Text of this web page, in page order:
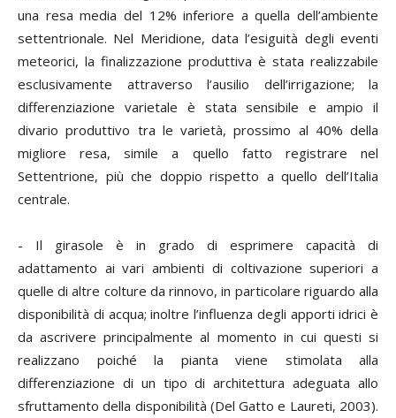
una resa media del 12% inferiore a quella dell’ambiente
settentrionale. Nel Meridione, data l’esiguità degli eventi
meteorici, la finalizzazione produttiva è stata realizzabile
esclusivamente attraverso l’ausilio dell’irrigazione; la
differenziazione varietale è stata sensibile e ampio il
divario produttivo tra le varietà, prossimo al 40% della
migliore resa, simile a quello fatto registrare nel
Settentrione, più che doppio rispetto a quello dell’Italia
centrale.
- Il girasole è in grado di esprimere capacità di
adattamento ai vari ambienti di coltivazione superiori a
quelle di altre colture da rinnovo, in particolare riguardo alla
disponibilità di acqua; inoltre l’influenza degli apporti idrici è
da ascrivere principalmente al momento in cui questi si
realizzano poiché la pianta viene stimolata alla
differenziazione di un tipo di architettura adeguata allo
sfruttamento della disponibilità (Del Gatto e Laureti, 2003).